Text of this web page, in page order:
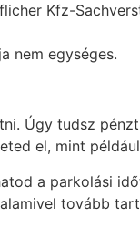
Kfz-
nem egységes.
Úgy tudsz
el, mint
a parkolási
tovább